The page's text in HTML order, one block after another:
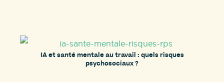
IA et santé mentale au travail : quels risques
psychosociaux ?